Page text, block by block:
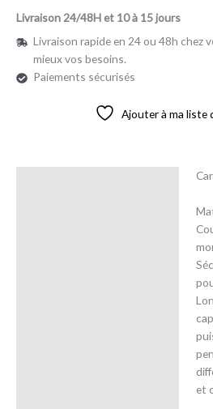
Livraison 24/48H et 10 à 15 jours
Livraison rapide en 24 ou 48h chez
mieux vos besoins.
Paiements sécurisés
Ajouter à ma liste
et